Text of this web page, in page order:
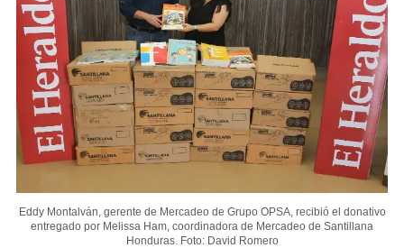
Eddy Montalván, gerente de Mercadeo de Grupo OPSA, recibió el donativo
entregado por Melissa Ham, coordinadora de Mercadeo de Santillana
Honduras. Foto: David Romero